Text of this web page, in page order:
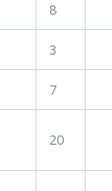
8
3
7
20